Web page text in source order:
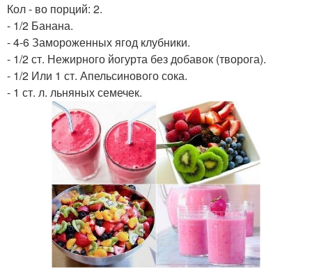
Кол - во порций: 2.
- 1/2 Банана.
- 4-6 Замороженных ягод клубники.
- 1/2 ст. Нежирного йогурта без добавок (творога).
- 1/2 Или 1 ст. Апельсинового сока.
- 1 ст. л. льняных семечек.